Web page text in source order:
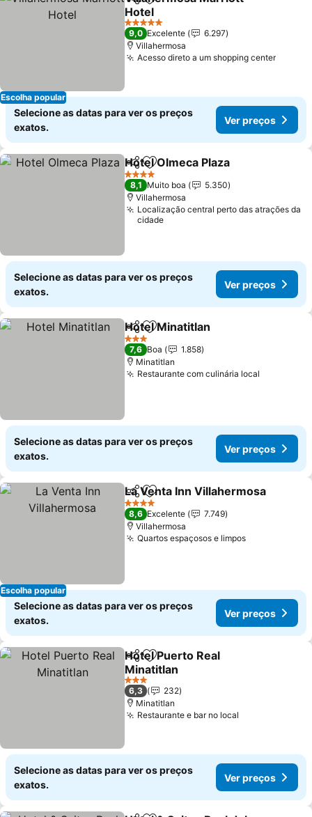
Escolha popular
PartilharAdicionar aos favoritos
Hotel
Ver preços
5 Estrelas
9,0 Excelente
6.297
Villahermosa
Acesso direto a um shopping centerVer
Selecione as datas para ver os preços
exatos.
Ver preços
PartilharAdicionar aos favoritos
Hotel Olmeca Plaza
4 Estrelas
8,1 Muito boa
5.350
Villahermosa
Localização central perto das atrações da
cidade
Selecione as datas para ver os preços
exatos.
Ver preços
PartilharAdicionar aos favoritos
Hotel Minatitlan
3 Estrelas
7,6 Boa
1.858
Minatitlan
Restaurante com culinária local
Selecione as datas para ver os preços
exatos.
Ver preços
Escolha popular
PartilharAdicionar aos favoritos
La Venta Inn Villahermosa
4 Estrelas
8,6 Excelente
7.749
Villahermosa
Quartos espaçosos e limposVer preços
Selecione as datas para ver os preços
exatos.
Ver preços
PartilharAdicionar aos favoritos
Hotel Puerto Real
Minatitlan
Ver preços
3 Estrelas
6,3
232
Minatitlan
Restaurante e bar no local
Selecione as datas para ver os preços
exatos.
Ver preços